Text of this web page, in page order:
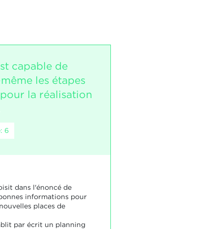
capable de
les étapes
la réalisation
6
dans l'énoncé de
informations pour
places de
par écrit un planning